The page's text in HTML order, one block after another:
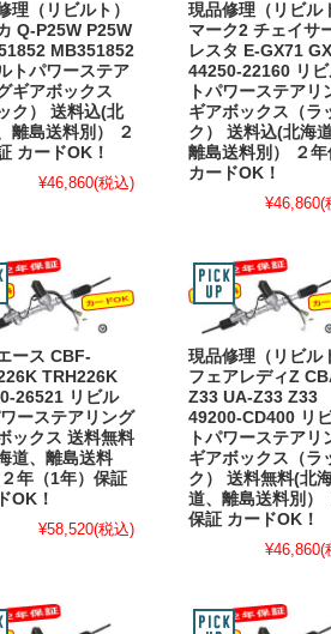
理（リビルト）
Q-P25W P25W
MB351852
トパワーステア
ギアボックス
ク） 送料込(北
離島送料別） ２
カードOK！
¥46,860(税込)
現品修理（リビル
マーク2 チェイサ
レスタ E-GX71
44250-22160 リ
トパワーステアリ
ギアボックス（ラ
ク） 送料込(北海道
離島送料別） ２年
カードOK！
¥46,860(
ース CBF-
TRH226K
26521 リビル
ワーステアリング
ックス 送料無料
道、離島送料
年（1年）保証
OK！
¥58,520(税込)
現品修理（リビル
フェアレディZ
Z33 UA-Z33 Z33
49200-CD400 リ
トパワーステアリ
ギアボックス（ラ
ク） 送料無料(北
道、離島送料別）
保証 カードOK！
¥46,860(